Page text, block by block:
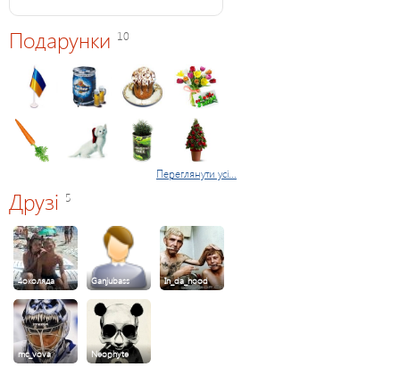
Подарунки 10
Переглянути усі...
Друзі 5
4околяда Ganjubass In_da_hood
mc_vova Neophyte